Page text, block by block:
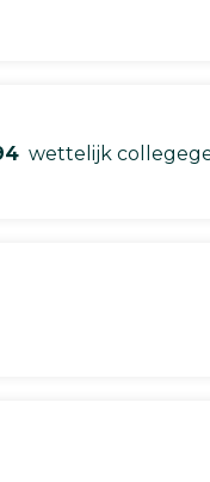
wettelijk